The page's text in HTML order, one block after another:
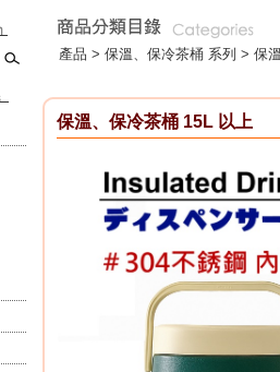
產品 > 保溫、保冷茶桶 系列 > 保
保溫、保冷茶桶 15L 以上